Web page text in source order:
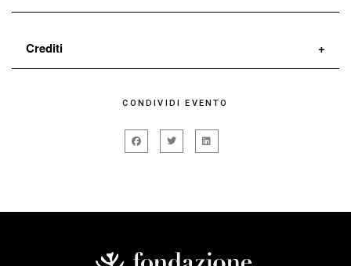
Roberto Abbiati
primo nel 1958Debutta all’età di 5 anni nelBertoldo a
facendo parte della casa discografica Materiali
per oltre 12 anni con Carla Fracci. Si lascia
Crediti
Roberto Abbiati eLucia Baldini
Lucia Baldini
Nicolò Colzani
con la collaborazione di Diffusioni/KanterStrasse
CONDIVIDI EVENTO